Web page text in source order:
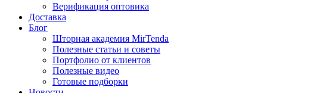
Верификация оптовика
Доставка
Блог
Шторная академия MirTenda
Полезные статьи и советы
Портфолио от клиентов
Полезные видео
Готовые подборки